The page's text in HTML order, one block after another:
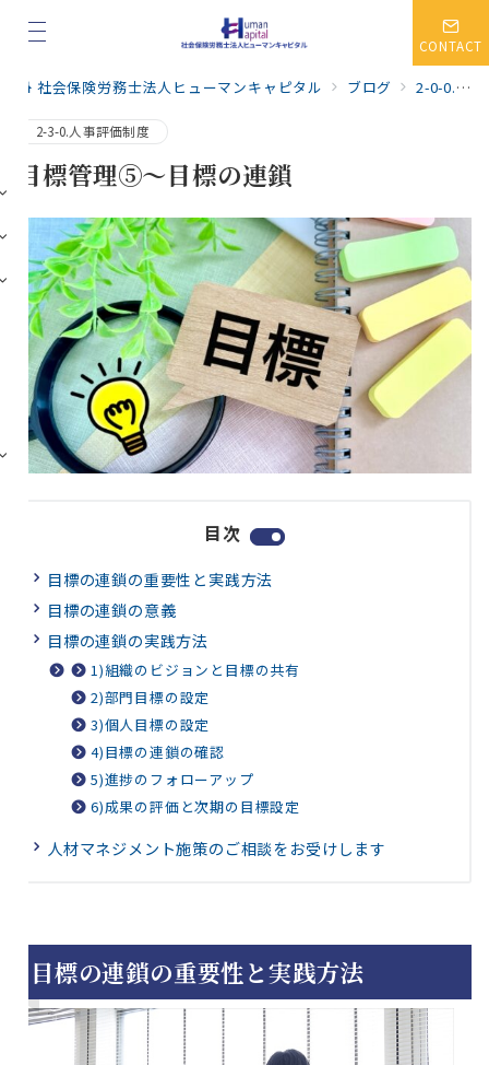
CONTACT
社会保険労務士法人ヒューマンキャピタル ブログ 2-0-0.人事・賃金制度
2-3-0.人事評価制度
目標管理⑤～目標の連鎖
目次
目標の連鎖の重要性と実践方法
目標の連鎖の意義
目標の連鎖の実践方法
1)組織のビジョンと目標の共有
2)部門目標の設定
3)個人目標の設定
4)目標の連鎖の確認
5)進捗のフォローアップ
6)成果の評価と次期の目標設定
人材マネジメント施策のご相談をお受けします
目標の連鎖の重要性と実践方法